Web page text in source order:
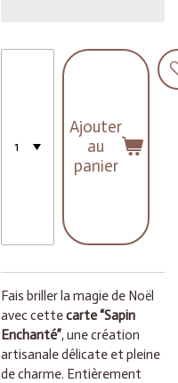
Ajouter
au
panier
Fais briller la magie de Noël
avec cettecarte “Sapin
Enchanté”, une création
artisanale délicate et pleine
de charme. Entièrement